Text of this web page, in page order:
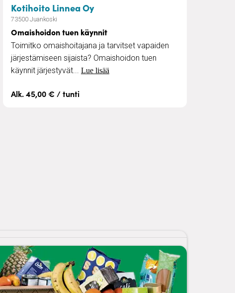
Kotihoito Linnea Oy– Omaishoidon tuen käynnit
73500 Juankoski
Omaishoidon tuen käynnit
Toimitko omaishoitajana ja tarvitset vapaiden
järjestämiseen sijaista? Omaishoidon tuen
käynnit järjestyvät... Lue lisää
Alk. 45,00 € / tunti